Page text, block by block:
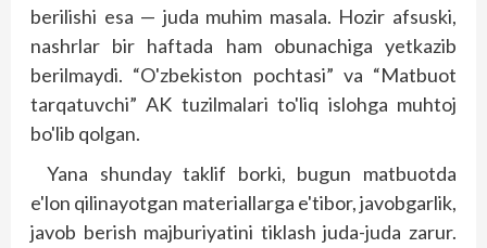
berilishi esa — juda muhim masala. Hozir afsuski,
nashrlar bir haftada ham obunachiga yetkazib
berilmaydi. “O'zbekiston poch­tasi” va “Matbuot
tarqatuvchi” AK tuzilmalari to'liq islohga muhtoj
bo'lib qolgan.
Yana shunday taklif borki, bugun matbuotda
e'lon qilinayotgan materiallarga e'tibor, javobgarlik,
javob berish majburiyatini tiklash juda-juda zarur.